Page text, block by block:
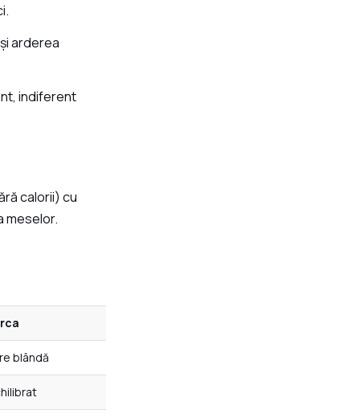
arderea
indiferent
calorii) cu
meselor.
blândă